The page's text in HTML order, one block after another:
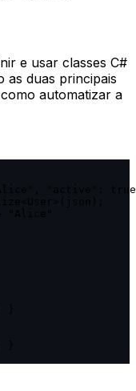
e usar classes C#
as duas principais
automatizar a
"active":